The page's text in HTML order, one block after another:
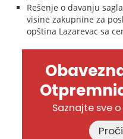
Rešenje o davanju
visine zakupnine za
opština Lazarevac sa
Saznajte sve